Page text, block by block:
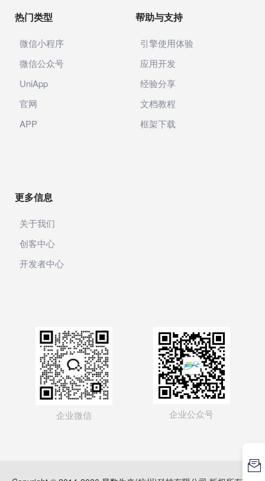
热门类型
微信小程序
微信公众号
UniApp
官网
APP
帮助与支持
引擎使用体验
应用开发
经验分享
文档教程
框架下载
更多信息
关于我们
创客中心
开发者中心
企业微信 企业公众号
